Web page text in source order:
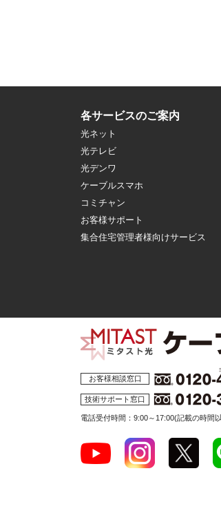
各サービスのご案内
光ネット
光テレビ
光デンワ
ケーブルスマホ
コミチャン
お客様サポート
集合住宅管理者様向けサービス
お客様相談窓口
技術サポート窓口
電話受付時間：9:00～17:00(記載の時間